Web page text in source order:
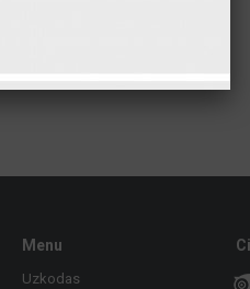
Menu
Uzkodas